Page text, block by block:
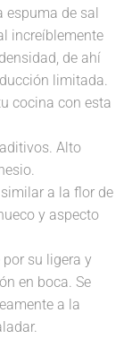
espuma de sal
increíblemente
de ahí
limitada.
cocina con esta
Alto
a la flor de
y aspecto
su ligera y
en boca. Se
a la